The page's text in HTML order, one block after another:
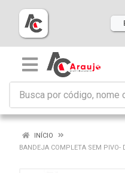
INÍCIO
BANDEJA COMPLETA SEM PIVO-